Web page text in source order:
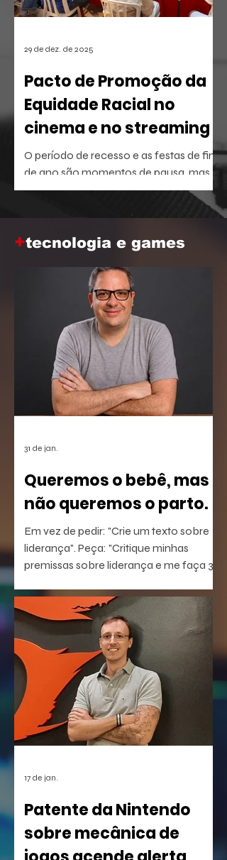
Pacto de Promoção da
Equidade Racial no
cinema e no streaming
O período de recesso e as festas de fim
de ano são momentos de pausa, mas
também oferecem a brecha ideal para
aprofundar o repertório sobre temas
corporativa.
29 de dez. de 2025
+tecnologia e games
Queremos o bebê, mas
não queremos o parto.
Em vez de pedir: "Crie um texto sobre
liderança". Peça: "Critique minhas
premissas sobre liderança e me faça 3
conseguindo responder".
31 de jan.
Patente da Nintendo
sobre mecânica de
17 de jan.